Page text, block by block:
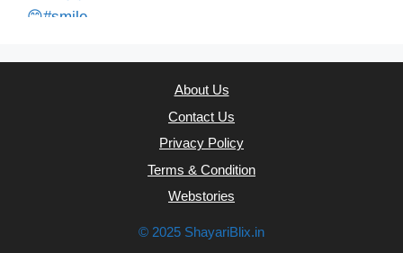
About Us
Contact Us
Privacy Policy
Terms & Condition
Webstories
© 2025 ShayariBlix.in